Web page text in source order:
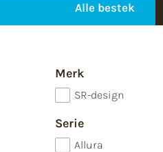
Alle bestek
Merk
SR-design
Serie
Allura